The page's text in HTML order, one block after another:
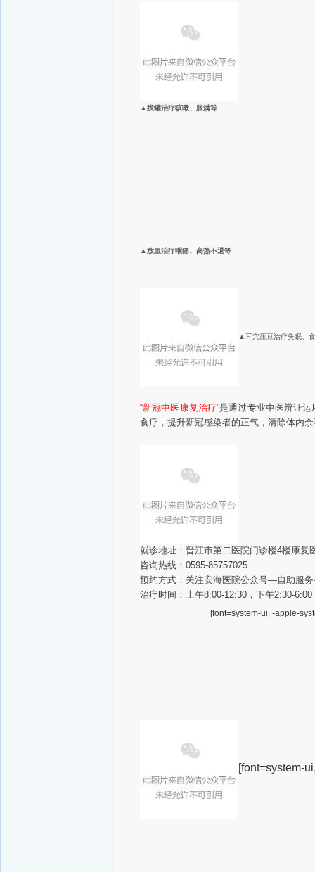
▲拔罐治疗咳嗽、胀满等
▲放血治疗咽痛、高热不退等
▲耳穴压豆治疗失眠、
“新冠中医康复治疗”是通过专业中医辨证
食疗，提升新冠感染者的正气，清除体内
就诊地址： 晋江市第二医院门诊楼4楼康复
咨询热线： 0595-85757025
预约方式： 关注安海医院公众号—自助服
治疗时间： 上午8:00-12:30，下午2:30-6:00
[font=system-ui, -apple-
[font=system-